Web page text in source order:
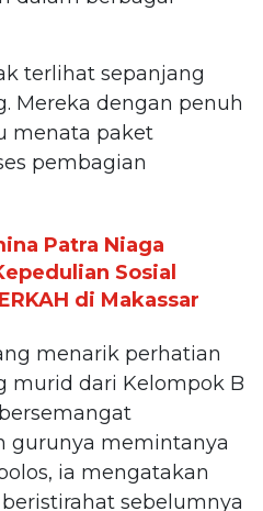
terlihat sepanjang
Mereka dengan penuh
menata paket
pembagian
Patra Niaga
Sosial
di Makassar
menarik perhatian
murid dari Kelompok B
gurunya memintanya
ia mengatakan
sebelumnya